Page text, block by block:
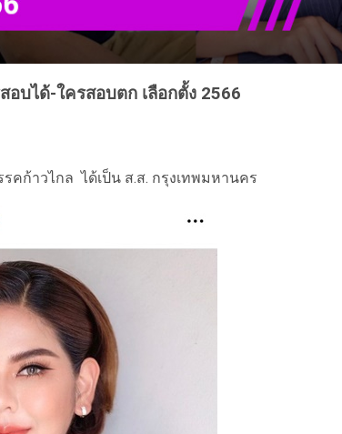
บได้-ใครสอบตก เลือกตั้ง 2566
คก้าวไกล ได้เป็น ส.ส. กรุงเทพมหานคร